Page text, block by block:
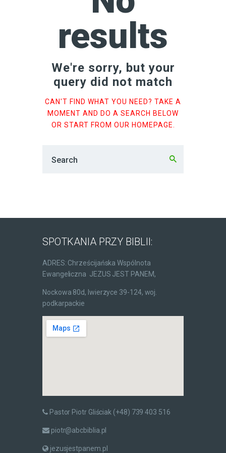
results
We're sorry, but your
query did not match
CAN'T FIND WHAT YOU NEED? TAKE A
MOMENT AND DO A SEARCH BELOW
OR START FROM OUR HOMEPAGE
SPOTKANIA PRZY BIBLII:
ADRES: Chrześcijańska Wspólnota
Ewangeliczna JEZUS JEST PANEM,
Nockowa 80d, Iwierzyce 39-124, woj.
podkarpackie
Pastor Piotr Gliściak (+48) 739 403 516
piotr@abcbiblia.pl
jezusjestpanem.pl